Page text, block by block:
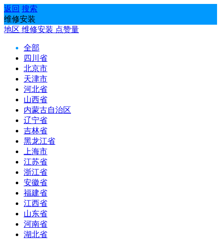
返回 搜索
维修安装
地区 维修安装 点赞量
全部
四川省
北京市
天津市
河北省
山西省
内蒙古自治区
辽宁省
吉林省
黑龙江省
上海市
江苏省
浙江省
安徽省
福建省
江西省
山东省
河南省
湖北省